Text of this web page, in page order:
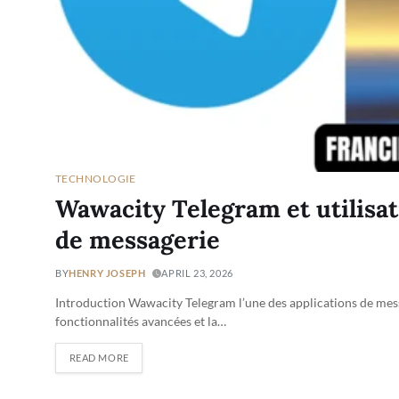
TECHNOLOGIE
Wawacity Telegram et
de messagerie
BYHENRY JOSEPH APRIL 23, 2026
Introduction Wawacity Telegram l’une des applications de
fonctionnalités avancées et la…
READ MORE